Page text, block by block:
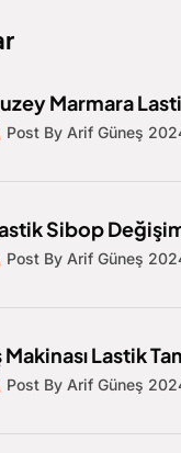
Marmara
Post By Arif Güneş
Sibop
Post By Arif Güneş
Makinası Lastik
Post By Arif Güneş